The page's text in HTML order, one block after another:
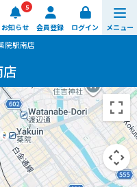
お知らせ
5
会員登録 ログイン メニュー
院駅南店